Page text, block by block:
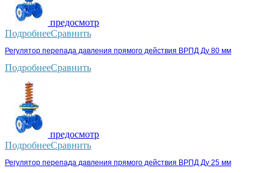
предосмотр
ПодробнееСравнить
Регулятор перепада давления прямого действия ВРПД Ду 80 мм
ПодробнееСравнить
предосмотр
ПодробнееСравнить
Регулятор перепада давления прямого действия ВРПД Ду 25 мм